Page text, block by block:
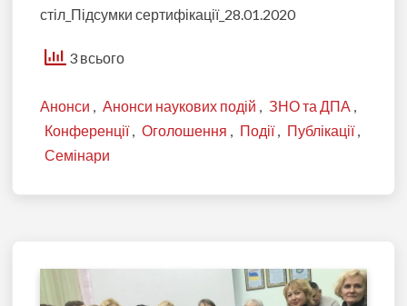
стіл_Підсумки сертифікації_28.01.2020
3 всього
Анонси Анонси наукових подій ЗНО та ДПА
Конференції, Оголошення Події, Публікації,
Семінари